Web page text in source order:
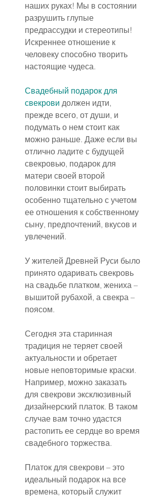
наших руках! Мы в состоянии
разрушить глупые
предрассудки и стереотипы!
Искреннее отношение к
человеку способно творить
настоящие чудеса.
Свадебный подарок для
свекрови должен идти,
прежде всего, от души, и
подумать о нем стоит как
можно раньше. Даже если вы
отлично ладите с будущей
свекровью, подарок для
матери своей второй
половинки стоит выбирать
особенно тщательно с учетом
ее отношения к собственному
сыну, предпочтений, вкусов и
увлечений.
У жителей Древней Руси было
принято одаривать свекровь
на свадьбе платком, жениха –
вышитой рубахой, а свекра –
поясом.
Сегодня эта старинная
традиция не теряет своей
актуальности и обретает
новые неповторимые краски.
Например, можно заказать
для свекрови эксклюзивный
дизайнерский платок. В таком
случае вам точно удастся
растопить ее сердце во время
свадебного торжества.
Платок для свекрови – это
идеальный подарок на все
времена, который служит